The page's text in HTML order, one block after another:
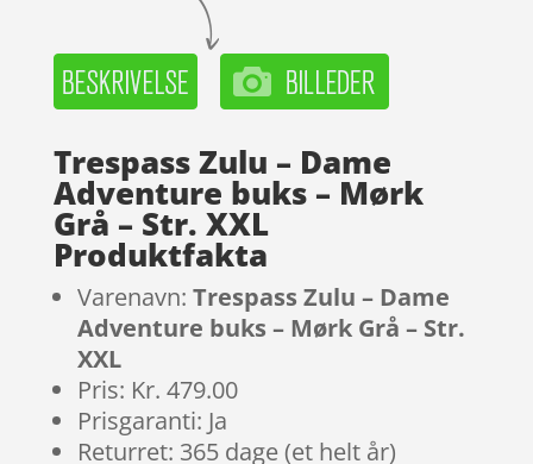
Trespass Zulu – Dame
Adventure buks – Mørk
Grå – Str. XXL
Produktfakta
Varenavn: Trespass Zulu – Dame
Adventure buks – Mørk Grå – Str.
XXL
Pris: Kr. 479.00
Prisgaranti: Ja
Returret: 365 dage (et helt år)